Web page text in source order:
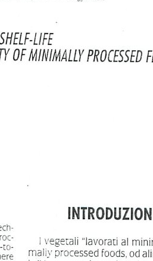
shelf-life
ofminimally processed
I vegetaii "lavorati al
mally processed foods, od